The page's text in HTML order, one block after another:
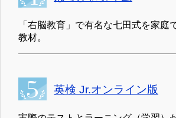
「右脳教育」で有名な七田式を家庭
教材。
英検 Jr.オンライン版